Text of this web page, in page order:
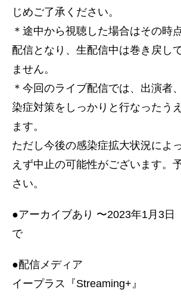
じめご了承ください。
＊途中から視聴した場合はその時
配信となり、生配信中は巻き戻し
ません。
＊今回のライブ配信では、出演者
染症対策をしっかりと行なったう
ます。
ただし今後の感染症拡大状況によ
えず中止の可能性がございます。
さい。
●アーカイブあり 〜2023年1月3日
で
●配信メディア
イープラス『Streaming+』